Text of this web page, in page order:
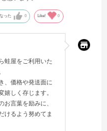
った 0 Like! 0
蛙屋をご利用いた
、価格や発送面に
嬉しく存じます。
お言葉を励みに、
けるよう努めてま